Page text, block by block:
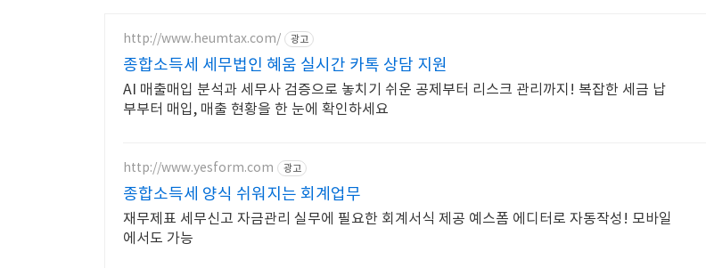
http://www.heumtax.com/ 광고
종합소득세 세무법인 혜움 실시간 카톡 상담 지원
AI 매출매입 분석과 세무사 검증으로 놓치기 쉬운 공제부터 리스크 관리까지! 복잡한 세금 납
부부터 매입, 매출 현황을 한 눈에 확인하세요
http://www.yesform.com 광고
종합소득세 양식 쉬워지는 회계업무
재무제표 세무신고 자금관리 실무에 필요한 회계서식 제공 예스폼 에디터로 자동작성! 모바일
에서도 가능